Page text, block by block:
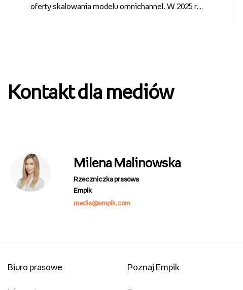
oferty skalowania modelu omnichannel. W 2025 r.
Kontakt dla mediów
Milena Malinowska
Rzeczniczka prasowa
Empik
media@empik.com
Biuro prasowe Poznaj Empik